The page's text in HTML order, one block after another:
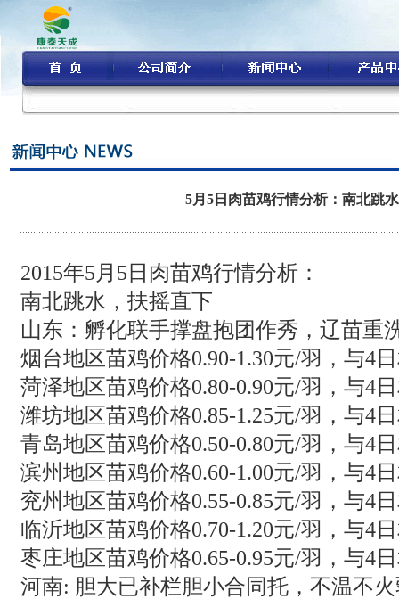
5月5日肉苗鸡行情分析：南北跳
2015年5月5日肉苗鸡行情分析：
南北跳水，扶摇直下
山东：孵化联手撑盘抱团作秀，辽苗重
烟台地区苗鸡价格0.90-1.30元/羽，与4
菏泽地区苗鸡价格0.80-0.90元/羽，与4
潍坊地区苗鸡价格0.85-1.25元/羽，与4
青岛地区苗鸡价格0.50-0.80元/羽，与4
滨州地区苗鸡价格0.60-1.00元/羽，与4
兖州地区苗鸡价格0.55-0.85元/羽，与4
临沂地区苗鸡价格0.70-1.20元/羽，与4
枣庄地区苗鸡价格0.65-0.95元/羽，与4
河南: 胆大已补栏胆小合同托，不温不